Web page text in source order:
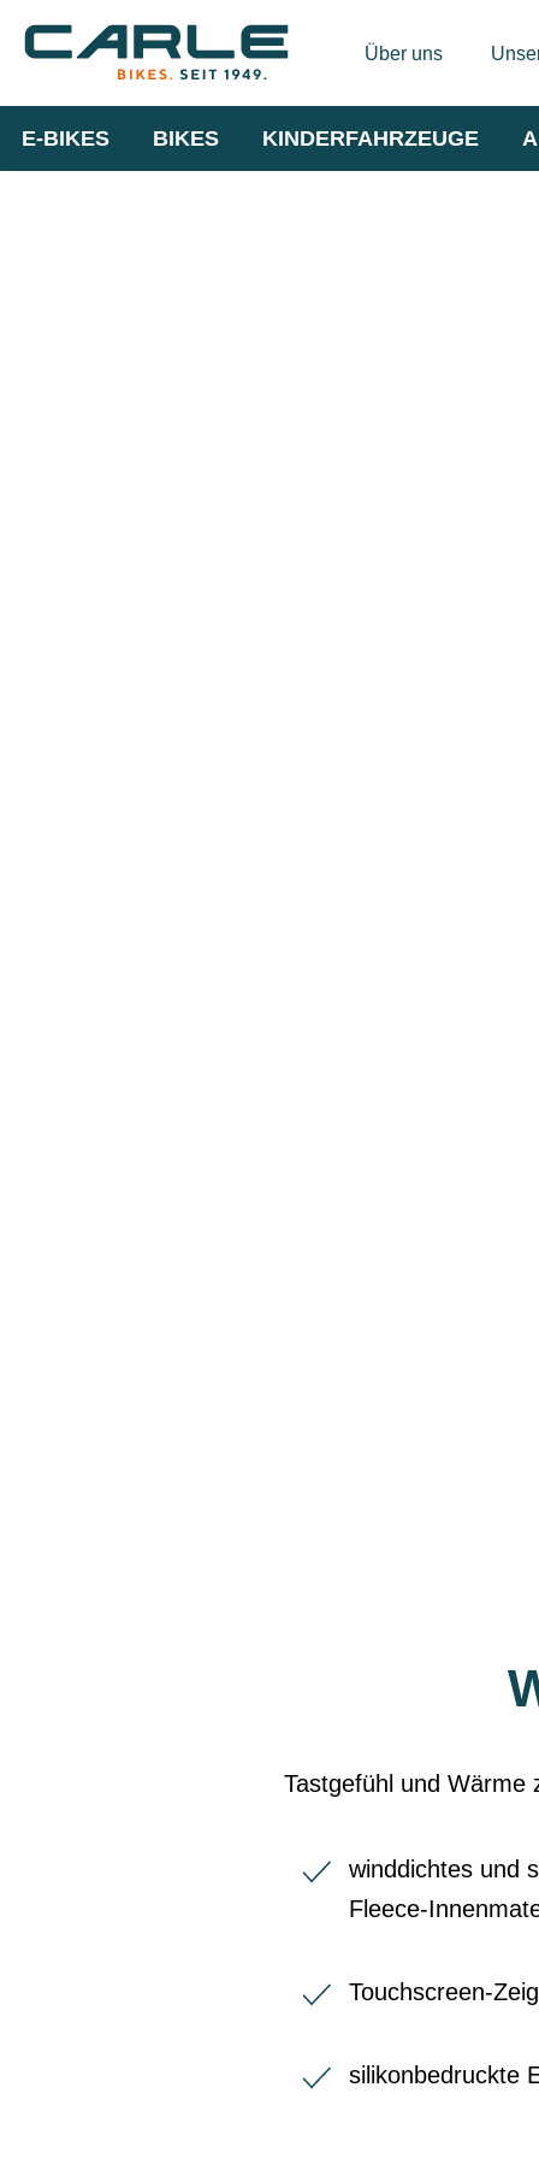
Über uns
E-BIKES BIKES KINDERFAHRZEUGE
Tastgefühl und Wärme
winddichtes und
Fleece-
Touchscreen-
silikonbedruckte